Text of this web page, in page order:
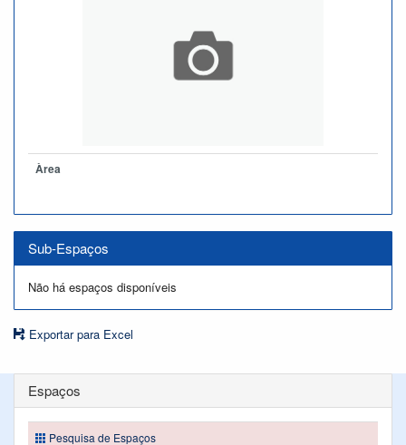
Àrea
Sub-Espaços
Não há espaços disponíveis
Exportar para Excel
Espaços
Pesquisa de Espaços